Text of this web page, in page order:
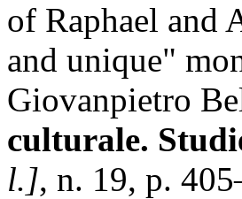
of Raphael and
and unique"
Giovanpietro
culturale.
l.], n. 19, p.